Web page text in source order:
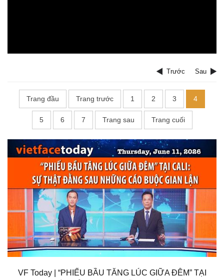
Trước Sau
Trang đầu Trang trước 1 2 3 4
5 6 7 Trang sau Trang cuối
VF Today | “PHIẾU BẦU TĂNG LÚC GIỮA ĐÊM” TẠI